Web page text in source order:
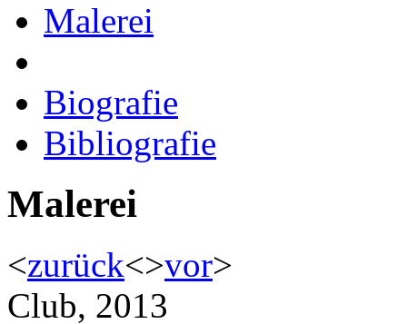
Malerei
Biografie
Bibliografie
Malerei
<zurück<>vor>
Club, 2013